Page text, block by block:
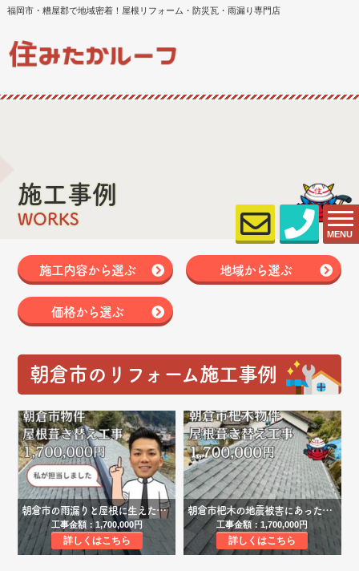
福岡市・糟屋郡で地域密着！屋根リフォーム・防災瓦・雨漏り専門店
MENU
施工事例
WORKS
施工内容から選ぶ 地域から選ぶ
価格から選ぶ
朝倉市のリフォーム施工事例
朝倉市の雨漏りと屋根に生えた苔を屋根葺き替え工事で解決
工事金額：1,700,000円
詳しくはこちら
朝倉市杷木の地震被害にあった住宅。オークリッジスーパーによる屋根葺き替え工事
工事金額：1,700,000円
詳しくはこちら